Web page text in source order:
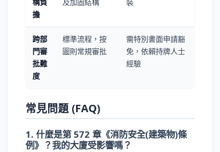
構負
擔
及加固結構
裝
跨部
門審
批難
度
標準流程，按
圖則常規審批
需特別書面申請豁
免，依賴持牌人士
經驗
常見問題 (FAQ)
1. 什麼是第 572 章《消防安全(建築物)條
例》？我的大廈受影響嗎？